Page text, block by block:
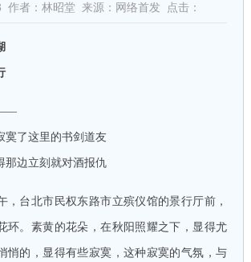
作者：林昭堂 来源：网络首发 点击：
了这里的书剑道友
边立刻就对酒报仇
台北市民权东路市立殡仪馆的景行厅前，
环。素黄的花朵，在秋阳照耀之下，显得尤
悄的，显得有些寂寞，这种寂寞的气氛，与